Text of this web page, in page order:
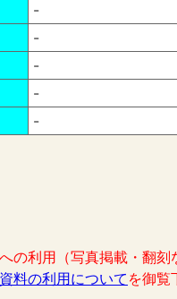
-
-
-
-
-
の利用（写真掲載・翻
料の利用についてを御覧